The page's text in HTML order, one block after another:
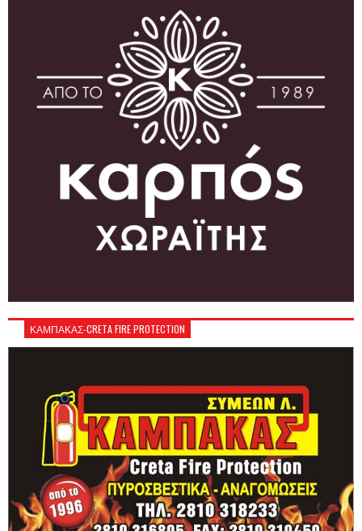
ΚΑΜΠΑΚΑΣ-CRETA FIRE PROTECTION